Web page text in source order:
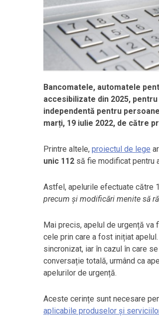
Bancomatele, automatele
accesibilizate din 2025,
independentă pentru
marți, 19 iulie 2022, de către
Printre altele, proiectul de lege
unic 112 să fie modificat pentru
Astfel, apelurile efectuate către
precum și modificări menite să
Mai precis, apelul de urgență
cele prin care a fost inițiat
sincronizat, iar în cazul în care
conversație totală, urmând ca
apelurilor de urgență.
Aceste cerințe sunt necesare
aplicabile produselor și